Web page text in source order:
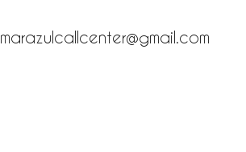
marazulcallcenter@gmail.com